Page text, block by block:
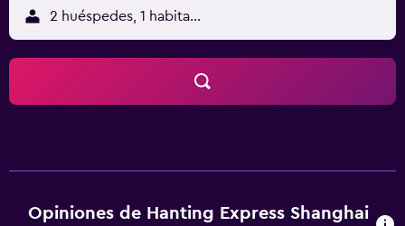
2 huéspedes, 1 habitación
Opiniones de Hanting Express Shanghai